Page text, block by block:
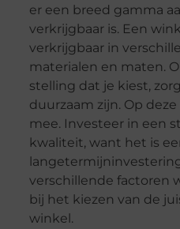
er een breed gamma
verkrijgbaar is. Een
verkrijgbaar in
materialen en maten.
stelling dat je kiest,
duurzaam zijn. Op
mee. Investeer in een
kwaliteit, want het is
verschillende factoren
bij het kiezen van de
winkel.